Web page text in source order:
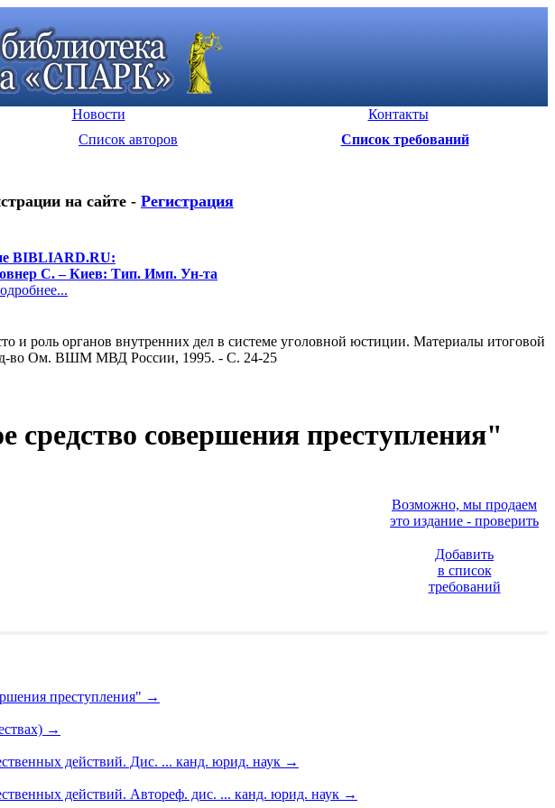
Новости
Контакты
Список авторов Список требований
на сайте - Регистрация
BIBLIARD.RU:
С. – Киев: Тип. Имп. Ун-та
и роль органов внутренних дел в системе уголовной юстиции. Материалы итоговой
во Ом. ВШМ МВД России, 1995. - С. 24-25
совершения преступления"
Возможно, мы продаем
это издание - проверить
Добавить
в список
требований
преступления" →
→
действий. Дис. ... канд. юрид. наук →
действий. Автореф. дис. ... канд. юрид. наук →